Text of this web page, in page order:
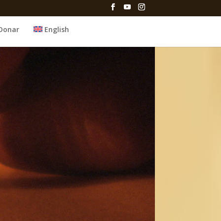
English